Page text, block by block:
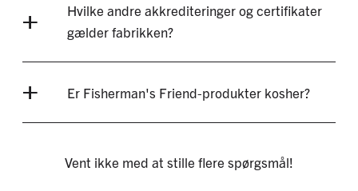
Hvilke andre akkrediteringer og certifikater
gælder fabrikken?
Er Fisherman's Friend-produkter kosher?
Vent ikke med at stille flere spørgsmål!